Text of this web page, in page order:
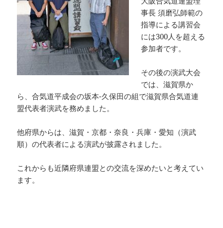
事長 須磨弘師範の
指導による講習会
には300人を超える
参加者です。
その後の演武大会
では、滋賀県か
ら、合気道平成会の坂本-久保田の組で滋賀県合気道連
盟代表者演武を務めました。
他府県からは、滋賀・京都・奈良・兵庫・愛知（演武
順）の代表者による演武が披露されました。
これからも近隣府県連盟との交流を深めたいと考えてい
ます。